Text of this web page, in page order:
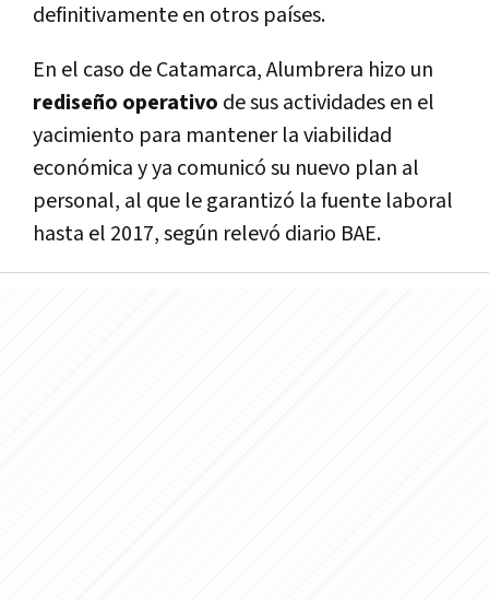
definitivamente en otros países.
En el caso de Catamarca, Alumbrera hizo un
rediseño operativo de sus actividades en el
yacimiento para mantener la viabilidad
económica y ya comunicó su nuevo plan al
personal, al que le garantizó la fuente laboral
hasta el 2017, según relevó diario BAE.